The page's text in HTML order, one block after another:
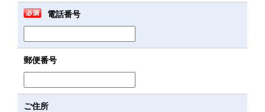
電話番号
郵便番号
ご住所